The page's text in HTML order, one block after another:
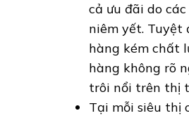
cả ưu đãi do
niêm yết. Tuyệt
hàng kém chất
hàng không rõ
trôi nổi trên thị
Tại mỗi siêu thị